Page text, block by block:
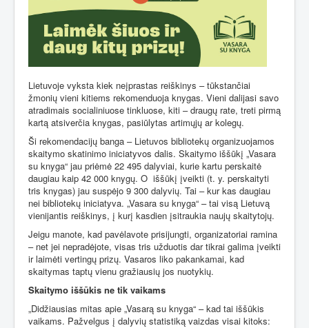
Lietuvoje vyksta kiek neįprastas reiškinys – tūkstančiai
žmonių vieni kitiems rekomenduoja knygas. Vieni dalijasi savo
atradimais socialiniuose tinkluose, kiti – draugų rate, treti pirmą
kartą atsiverčia knygas, pasiūlytas artimųjų ar kolegų.
Ši rekomendacijų banga – Lietuvos bibliotekų organizuojamos
skaitymo skatinimo iniciatyvos dalis. Skaitymo iššūkį „Vasara
su knyga“ jau priėmė 22 495 dalyviai, kurie kartu perskaitė
daugiau kaip 42 000 knygų. O iššūkį įveikti (t. y. perskaityti
tris knygas) jau suspėjo 9 300 dalyvių. Tai – kur kas daugiau
nei bibliotekų iniciatyva. „Vasara su knyga“ – tai visą Lietuvą
vienijantis reiškinys, į kurį kasdien įsitraukia naujų skaitytojų.
Jeigu manote, kad pavėlavote prisijungti, organizatoriai ramina
– net jei nepradėjote, visas tris užduotis dar tikrai galima įveikti
ir laimėti vertingų prizų. Vasaros liko pakankamai, kad
skaitymas taptų vienu gražiausių jos nuotykių.
Skaitymo iššūkis ne tik vaikams
„Didžiausias mitas apie „Vasarą su knyga“ – kad tai iššūkis
vaikams. Pažvelgus į dalyvių statistiką vaizdas visai kitoks: